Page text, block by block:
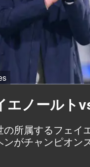
エノールト
の所属するフェイ
ンがチャンピオン